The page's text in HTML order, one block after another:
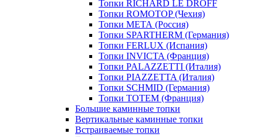
Топки RICHARD LE DROFF
Топки ROMOTOP (Чехия)
Топки МЕТА (Россия)
Топки SPARTHERM (Германия)
Топки FERLUX (Испания)
Топки INVICTA (Франция)
Топки PALAZZETTI (Италия)
Топки PIAZZETTA (Италия)
Топки SCHMID (Германия)
Топки TOTEM (Франция)
Большие каминные топки
Вертикальные каминные топки
Встраиваемые топки